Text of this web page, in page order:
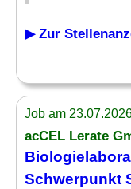
▶ Zur
Job am
acCEL Lerate
Schwerpunkt